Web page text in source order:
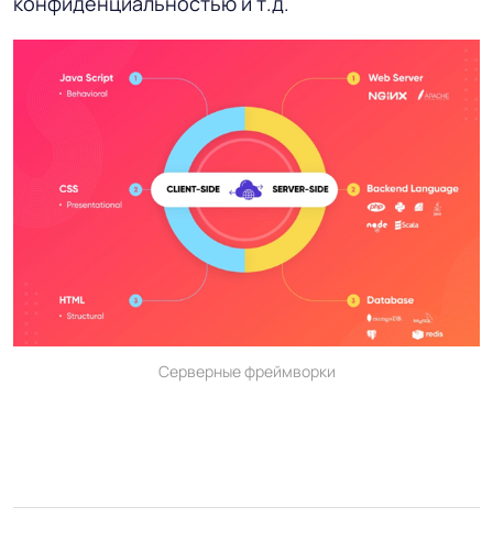
Серверные фреймворки